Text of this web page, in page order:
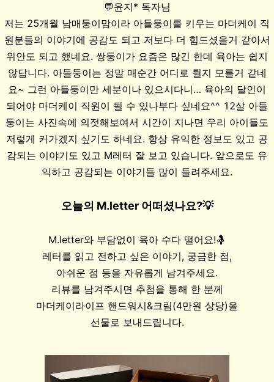
💬윤지* 독자님
저는 25개월 남매둥이맘이라 아들둥이를 키우는 마더케이 직
원분들의 이야기에 공감도 되고 저보다 더 힘드셨을거 같아서
위안도 되고 했네요. 쌍둥이가 요즘은 많긴 한데 육아는 쉽지
않답니다. 아들둥이는 정말 매순간 어디로 튈지 모를거 같네
요~ 그런 아들둥이만 세분이나 있으시다니… 육아의 달인이
되어야 마더케이 직원이 될 수 있나부다 싶네요^^ 12살 아들
둥이는 사진속에 의젓해보여서 시간이 지나면 우리 아이들도
저렇게 커가겠지 싶기도 하네요. 항상 유익한 정보도 있고 공
감되는 이야기도 있고 M레터 잘 보고 있습니다. 앞으로도 유
익하고 공감되는 이야기들 많이 들려주세요.
오늘의 M.letter 어떠셨나요?💡
M.letter와 부담없이 육아 수다 떨어요!🤱
레터를 읽고 전하고 싶은 이야기, 궁금한 점,
아쉬운 점 등을 자유롭게 남겨주세요.
리뷰를 남겨주시면 추첨을 통해 한 분께
마더케이라이프 핸드워시&크림(4만원 상당)을
선물로 보내드립니다.